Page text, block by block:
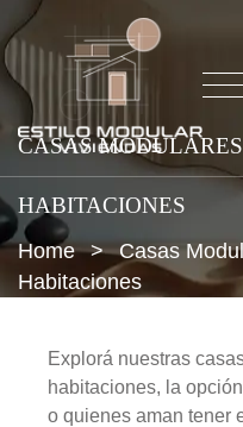
CASAS
HABITACIONES
Home > Casas
Habitaciones
Explorá nuestras
habitaciones, la
o quienes aman tener